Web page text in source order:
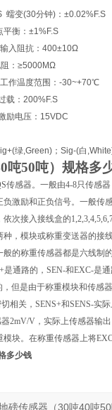
蠕变(30分钟)：±0.02%F.S
衡：±1%F.S
入阻抗：400±10Ω
≥5000MΩ
作温度范围：-30~+70℃
：200%F.S
电压：15VDC
绿,Green)；Sig-(白
吨50吨）规格多
传感器。一般由4-8只传感
激励和正负信号。一般传
次接入接线盒的
，模块或称重变送器的接
的称重传感器都是六线制
通路的，SEN-和EXC-是通
但是由于称重模块和传
相关，SENS+和SENS-
2mV/V，实际上传感器输
块。在称重传感器上将
多少钱